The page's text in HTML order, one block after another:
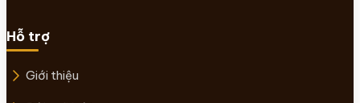
Hỗ trợ
Giới thiệu